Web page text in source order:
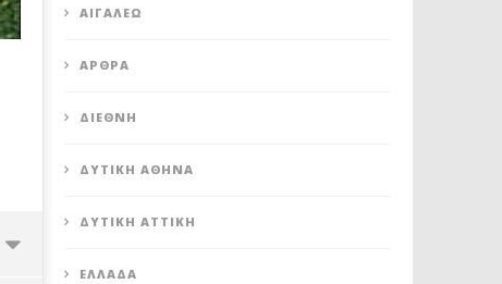
ΑΙΓΆΛΕΩ
ΆΡΘΡΑ
ΔΙΕΘΝΉ
ΔΥΤΙΚΉ ΑΘΉΝΑ
ΔΥΤΙΚΉ ΑΤΤΙΚΉ
ΕΛΛΆΔΑ